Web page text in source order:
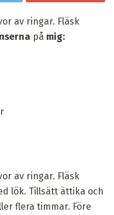
av ringar. Fläsk
på mig:
av ringar. Fläsk
lök. Tillsätt ättika och
flera timmar. Före